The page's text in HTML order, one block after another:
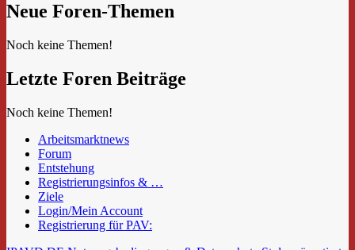
Neue Foren-Themen
Noch keine Themen!
Letzte Foren Beiträge
Noch keine Themen!
Arbeitsmarktnews
Forum
Entstehung
Registrierungsinfos & …
Ziele
Login/Mein Account
Registrierung für PAV: